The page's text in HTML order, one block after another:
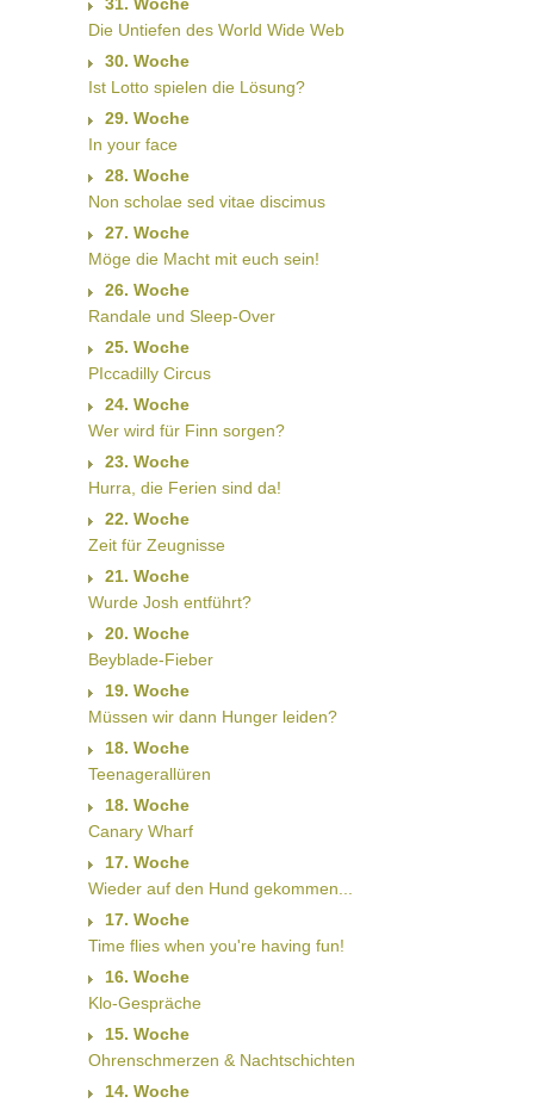
31. Woche
Die Untiefen des World Wide Web
30. Woche
Ist Lotto spielen die Lösung?
29. Woche
In your face
28. Woche
Non scholae sed vitae discimus
27. Woche
Möge die Macht mit euch sein!
26. Woche
Randale und Sleep-Over
25. Woche
PIccadilly Circus
24. Woche
Wer wird für Finn sorgen?
23. Woche
Hurra, die Ferien sind da!
22. Woche
Zeit für Zeugnisse
21. Woche
Wurde Josh entführt?
20. Woche
Beyblade-Fieber
19. Woche
Müssen wir dann Hunger leiden?
18. Woche
Teenagerallüren
18. Woche
Canary Wharf
17. Woche
Wieder auf den Hund gekommen...
17. Woche
Time flies when you're having fun!
16. Woche
Klo-Gespräche
15. Woche
Ohrenschmerzen & Nachtschichten
14. Woche